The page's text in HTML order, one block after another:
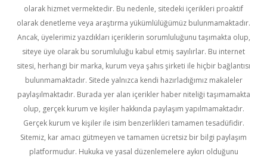
olarak hizmet vermektedir. Bu nedenle, sitedeki içerikleri proaktif
olarak denetleme veya araştırma yükümlülüğümüz bulunmamaktadır.
Ancak, üyelerimiz yazdıkları içeriklerin sorumluluğunu taşımakta olup,
siteye üye olarak bu sorumluluğu kabul etmiş sayılırlar. Bu internet
sitesi, herhangi bir marka, kurum veya şahıs şirketi ile hiçbir bağlantısı
bulunmamaktadır. Sitede yalnızca kendi hazırladığımız makaleler
paylaşılmaktadır. Burada yer alan içerikler haber niteliği taşımamakta
olup, gerçek kurum ve kişiler hakkında paylaşım yapılmamaktadır.
Gerçek kurum ve kişiler ile isim benzerlikleri tamamen tesadüfidir.
Sitemiz, kar amacı gütmeyen ve tamamen ücretsiz bir bilgi paylaşım
platformudur. Hukuka ve yasal düzenlemelere aykırı olduğunu